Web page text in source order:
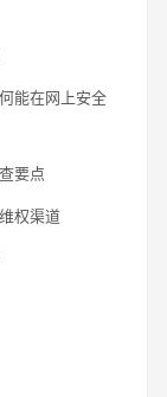
能在网上安全
要点
权渠道